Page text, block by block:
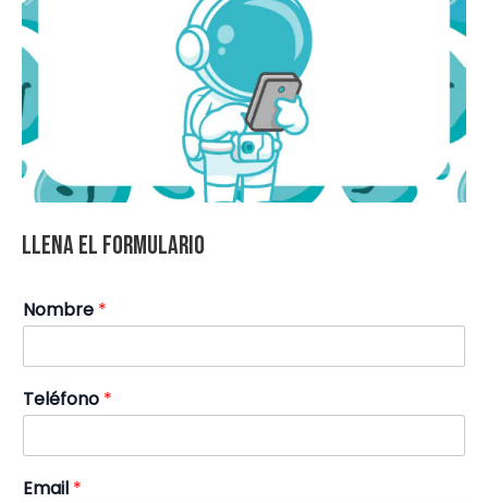
Llena el formulario
Nombre *
Teléfono *
Email *